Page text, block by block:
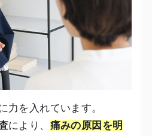
力を入れています。
により、 痛みの原因を明